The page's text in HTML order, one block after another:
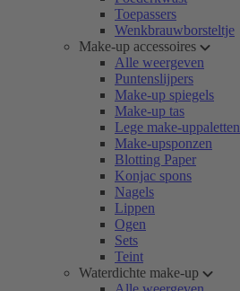
Toepassers
Wenkbrauwborsteltje
Make-up accessoires
Alle weergeven
Puntenslijpers
Make-up spiegels
Make-up tas
Lege make-uppaletten
Make-upsponzen
Blotting Paper
Konjac spons
Nagels
Lippen
Ogen
Sets
Teint
Waterdichte make-up